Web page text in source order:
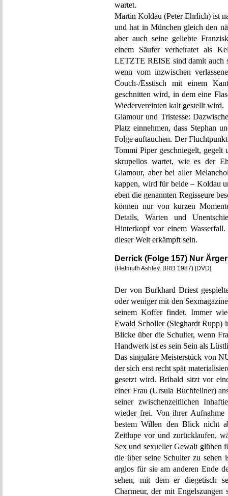
wartet.
Martin Koldau (Peter Ehrlich) ist
und hat in München gleich den
aber auch seine geliebte
einem Säufer verheiratet als
LETZTE REISE sind damit auch
wenn vom inzwischen
Couch-/Esstisch mit einem
geschnitten wird, in dem eine
Wiedervereinten kalt gestellt wird.
Glamour und Tristesse:
Platz einnehmen, dass Stephan
Folge auftauchen. Der
Tommi Piper geschniegelt, gegelt
skrupellos wartet, wie es der
Glamour, aber bei aller
kappen, wird für beide – Koldau
eben die genannten Regisseure
können nur von kurzen
Details, Warten und
Hinterkopf vor einem
dieser Welt erkämpft sein.
Derrick (Folge 157) Nur
(Helmuth Ashley, BRD 1987) [DVD]
Der von Burkhard Driest
oder weniger mit den
seinem Koffer findet. Immer
Ewald Scholler (Sieghardt Rupp)
Blicke über die Schulter, wenn
Handwerk ist es sein Sein als
Das singuläre Meisterstück von
der sich erst recht spät
gesetzt wird. Bribald sitzt vor
einer Frau (Ursula Buchfellner)
seiner zwischenzeitlichen
wieder frei. Von ihrer Aufnahme
bestem Willen den Blick nicht
Zeitlupe vor und zurücklaufen,
Sex und sexueller Gewalt glühen
die über seine Schulter zu sehen
arglos für sie am anderen Ende
sehen, mit dem er diegetisch
Charmeur, der mit